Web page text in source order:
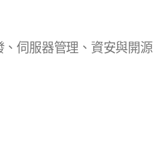
伺服器管理、資安與開源